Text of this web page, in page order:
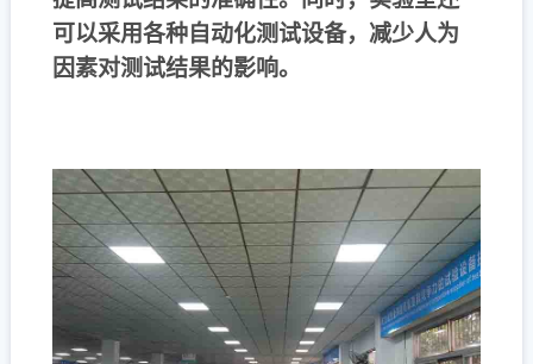
可以采用各种自动化测试设备，减少人为
因素对测试结果的影响。